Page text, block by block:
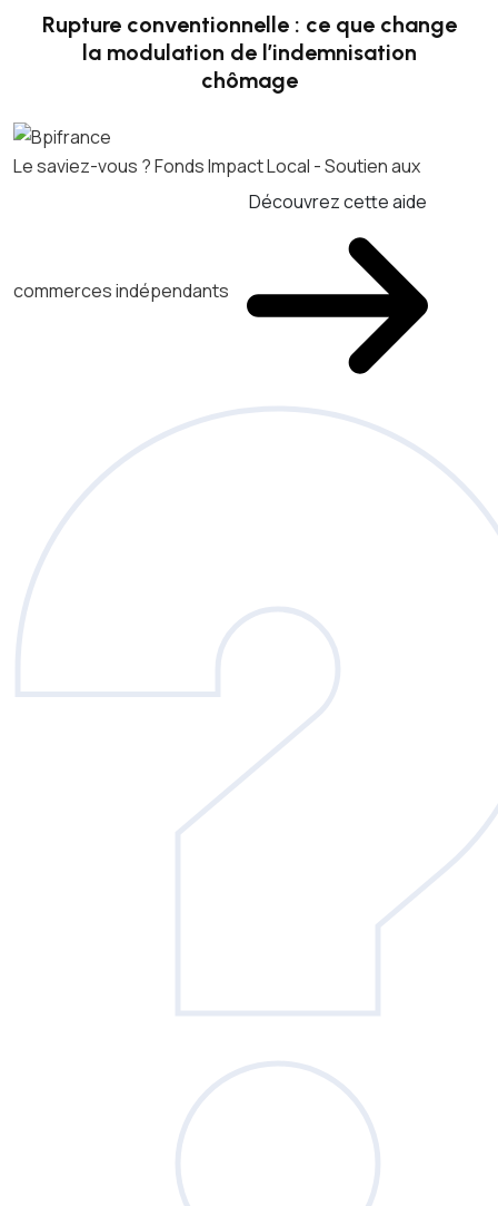
Rupture conventionnelle : ce que change
la modulation de l’indemnisation
chômage
Le saviez-vous ?Fonds Impact Local - Soutien aux
commerces indépendants
Découvrez cette aide